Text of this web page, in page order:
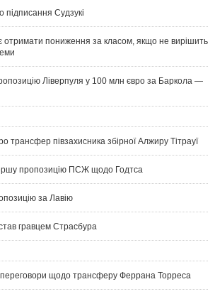
Судзукі
отримати пониження за класом, якщо не вирішить
Ліверпуля у 100 млн євро за Баркола —
трансфер півзахисника збірної Алжиру Тітрауї
пропозицію ПСЖ щодо Годтса
за Лавію
гравцем Страсбура
щодо трансферу Феррана Торреса